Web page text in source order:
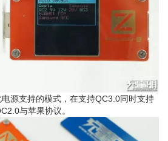
源支持的模式，在支持QC3.0同时支持
与苹果协议。